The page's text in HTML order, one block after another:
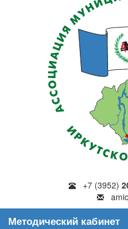
+7 (3952)
Методический кабинет